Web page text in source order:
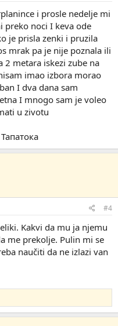
i prosle nedelje mi
preko noci I keva ode
je prisla zenki i pruzila
mrak pa je nije poznala ili
2 metara iskezi zube na
imao izbora morao
I dva dana sam
I mnogo sam je voleo
u zivotu
#4
Kakvi da mu ja njemu
me prekolje. Pulin mi se
naučiti da ne izlazi van